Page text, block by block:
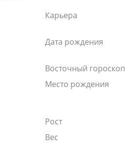
Карьера
Дата рождения
Восточный гороскоп
Место рождения
Рост
Вес